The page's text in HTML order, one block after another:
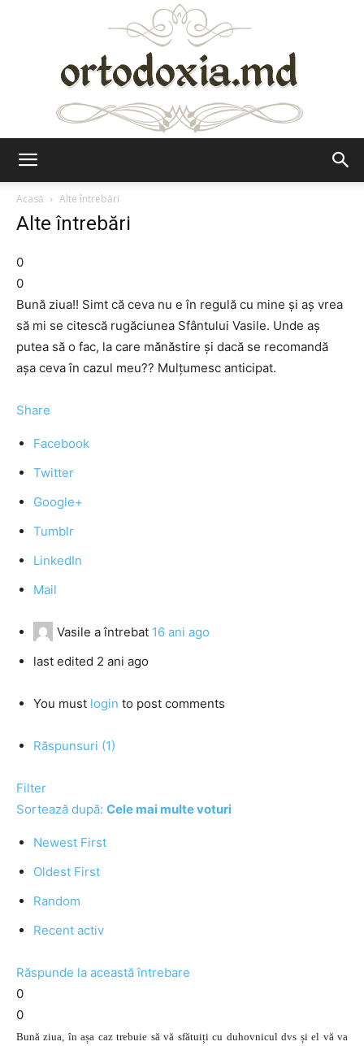
Acasă
Alte întrebări
Alte întrebări
0
0
Bună ziua!! Simt că ceva nu e în regulă cu mine şi aș vrea
să mi se citescă rugăciunea Sfântului Vasile. Unde aş
putea să o fac, la care mănăstire şi dacă se recomandă
aşa ceva în cazul meu?? Mulţumesc anticipat.
Share
Facebook
Twitter
Google+
Tumblr
LinkedIn
Mail
Vasile a întrebat 16 ani ago
last edited 2 ani ago
You must login to post comments
Răspunsuri (1)
Filter
Sortează după: Cele mai multe voturi
Newest First
Oldest First
Random
Recent activ
Răspunde la această întrebare
0
0
Bună ziua, în așa caz trebuie să vă sfătuiți cu duhovnicul dvs și el vă va